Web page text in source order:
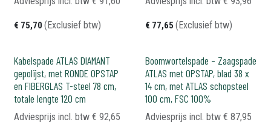
€ 75,70 (Exclusief btw) € 77,65 (Exclusief btw)
Kabelspade ATLAS DIAMANT
gepolijst, met RONDE OPSTAP
en FIBERGLAS T-steel 78 cm,
totale lengte 120 cm
Adviesprijs incl. btw € 92,65
Boomwortelspade – Zaagspade
ATLAS met OPSTAP, blad 38 x
14 cm, met ATLAS schopsteel
100 cm, FSC 100%
Adviesprijs incl. btw € 87,95